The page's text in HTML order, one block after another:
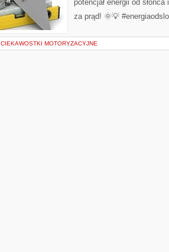
potencjał energii od
za prąd! 🌞💡
CIEKAWOSTKI MOTORYZACYJNE